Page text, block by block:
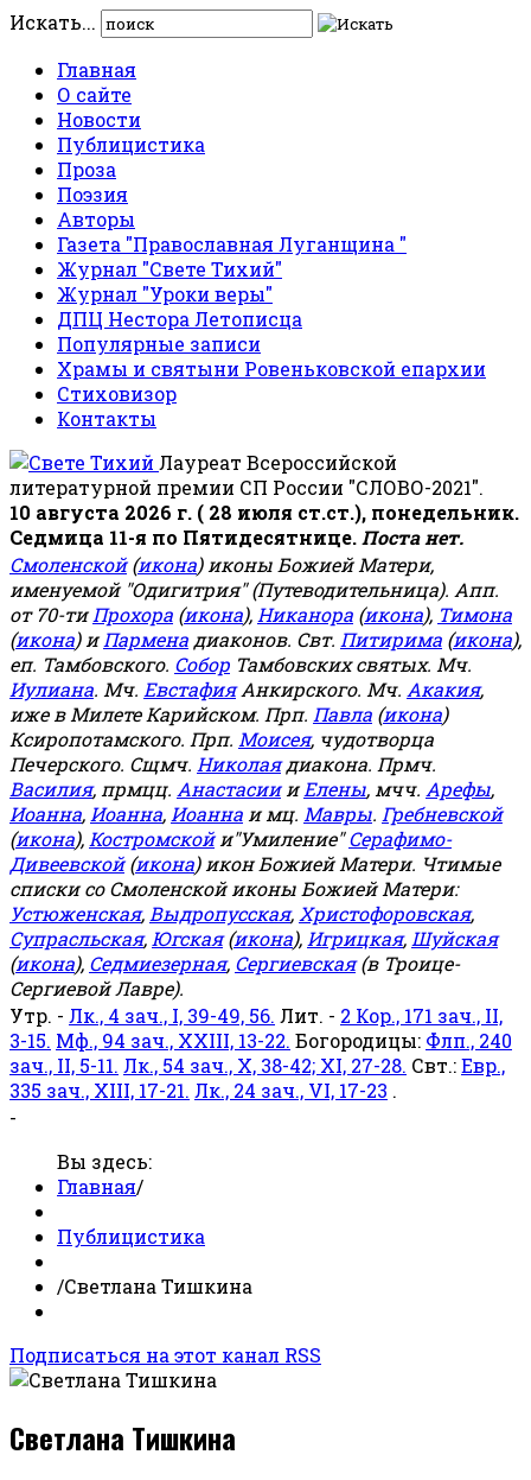
Искать...
Главная
О сайте
Новости
Публицистика
Проза
Поэзия
Авторы
Газета "Православная Луганщина "
Журнал "Свете Тихий"
Журнал "Уроки веры"
ДПЦ Нестора Летописца
Популярные записи
Храмы и святыни Ровеньковской епархии
Стиховизор
Контакты
Лауреат Всероссийской
литературной премии СП России "СЛОВО-2021".
10 августа 2026 г. ( 28 июля ст.ст.), понедельник.
Седмица 11-я по Пятидесятнице. Поста нет.
Смоленской(икона) иконы Божией Матери,
именуемой "Одигитрия" (Путеводительница). Апп.
от 70-тиПрохора (икона), Никанора (икона), Тимона
(икона) иПармена диаконов. Свт. Питирима (икона),
еп. Тамбовского. Собор Тамбовских святых. Мч.
Иулиана. Мч. ЕвстафияАнкирского. Мч. Акакия,
иже в Милете Карийском. Прп. Павла (икона)
Ксиропотамского. Прп. Моисея, чудотворца
Печерского. Сщмч. Николаядиакона. Прмч.
Василия, прмцц. АнастасиииЕлены, мчч. Арефы,
Иоанна, Иоанна, Иоанна и мц. Мавры. Гребневской
(икона), Костромскойи"Умиление"Серафимо-
Дивеевской(икона) икон Божией Матери. Чтимые
списки со Смоленской иконы Божией Матери:
Устюженская, Выдропусская, Христофоровская,
Супрасльская, Югская(икона), Игрицкая, Шуйская
(икона), Седмиезерная, Сергиевская(в Троице-
Сергиевой Лавре).
Утр. - Лк., 4 зач., I, 39-49, 56. Лит. - 2 Кор., 171 зач., II,
3-15. Мф., 94 зач., XXIII, 13-22. Богородицы: Флп., 240
зач., II, 5-11. Лк., 54 зач., X, 38-42; XI, 27-28. Свт.:Евр.,
335 зач., XIII, 17-21. Лк., 24 зач., VI, 17-23 .
-
Вы здесь:
Главная/
Публицистика
/Светлана Тишкина
Подписаться на этот канал RSS
Светлана Тишкина